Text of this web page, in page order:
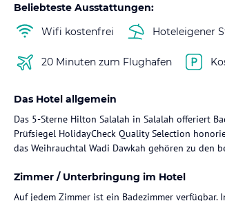
Beliebteste Ausstattungen:
Wifi kostenfrei
Hoteleigener
20 Minuten zum Flughafen
Das Hotel allgemein
Das 5-Sterne Hilton Salalah in Salalah offeriert
Prüfsiegel HolidayCheck Quality Selection
das Weihrauchtal Wadi Dawkah gehören zu den
Zimmer / Unterbringung im Hotel
Auf jedem Zimmer ist ein Badezimmer